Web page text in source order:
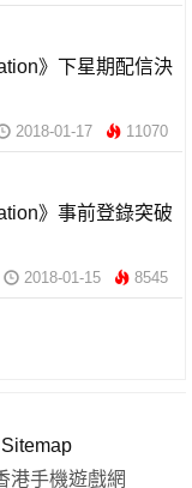
》下星期配信決
2018-01-17 11070
》事前登錄突破
2018-01-15 8545
Sitemap
港手機遊戲網